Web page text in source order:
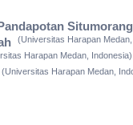
Situmorang
(Universitas Harapan
Harapan Medan, Indonesia)
(Universitas Harapan Medan,